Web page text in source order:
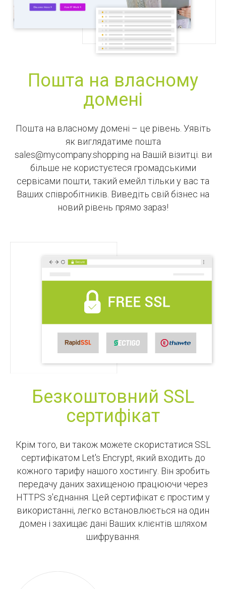
Пошта на власному
домені
Пошта на власному домені – це рівень. Уявіть
як виглядатиме пошта
sales@mycompany.shopping на Вашій візитці. ви
більше не користуєтеся громадськими
сервісами пошти, такий емейл тільки у вас та
Ваших співробітників. Виведіть свій бізнес на
новий рівень прямо зараз!
Безкоштовний SSL
сертифікат
Крім того, ви також можете скористатися SSL
сертифікатом Let's Encrypt, який входить до
кожного тарифу нашого хостингу. Він зробить
передачу даних захищеною працюючи через
HTTPS з'єднання. Цей сертифікат є простим у
використанні, легко встановлюється на один
домен і захищає дані Ваших клієнтів шляхом
шифрування.